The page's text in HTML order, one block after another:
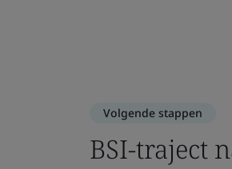
Volgende stappen
BSI-traject